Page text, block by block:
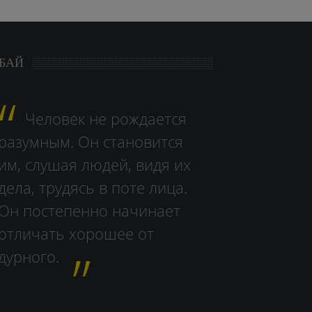
Человек не рождается
разумным. Он становится
им, слушая людей, видя их
тру­дясь в поте лица.
постепенно начинает
хорошее от